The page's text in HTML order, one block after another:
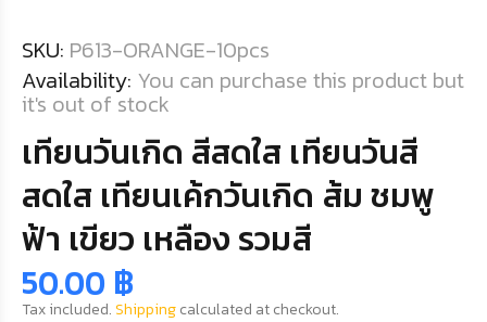
SKU: P613-ORANGE-10pcs
Availability: You can purchase this product but
it's out of stock
เทียนวันเกิด สีสดใส เทียนวันสี
สดใส เทียนเค้กวันเกิด ส้ม ชมพู
ฟ้า เขียว เหลือง รวมสี
50.00 ฿
Tax included.Shippingcalculated at checkout.